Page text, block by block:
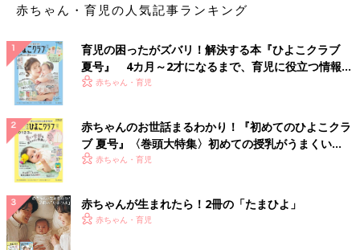
赤ちゃん・育児の人気記事ランキング
育児の困ったがズバリ！解決する本『ひよこクラブ
夏号』 4カ月～2才になるまで、育児に役立つ情報が
いっぱい！
赤ちゃん・育児
赤ちゃんのお世話まるわかり！『初めてのひよこクラ
ブ 夏号』〈巻頭大特集〉初めての授乳がうまくい
く！ おっぱい・ミルクの基本と夏のトラブル 解決テ
赤ちゃん・育児
赤ちゃんが生まれたら！2冊の「たまひよ」
赤ちゃん・育児